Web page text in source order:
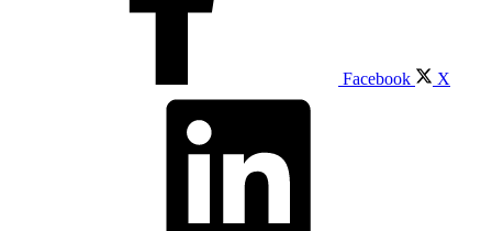
Facebook X